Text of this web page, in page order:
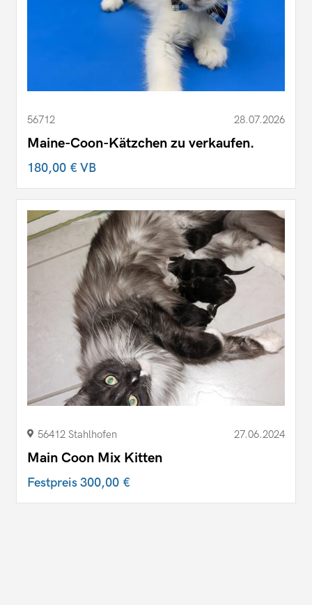
56712 28.07.2026
Maine-Coon-Kätzchen zu verkaufen.
180,00 €VB
56412 Stahlhofen 27.06.2024
Main Coon Mix Kitten
Festpreis300,00 €